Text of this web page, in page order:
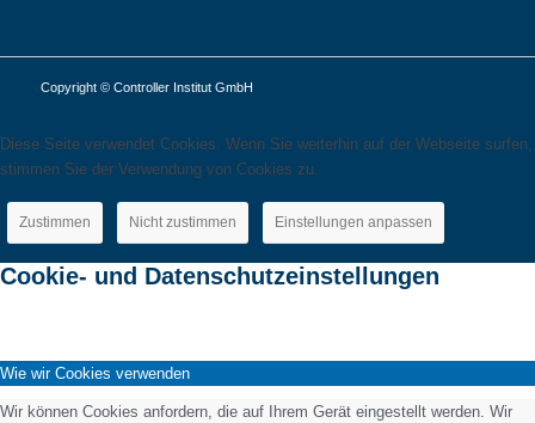
Copyright © Controller Institut GmbH
Diese Seite verwendet Cookies. Wenn Sie weiterhin auf der Webseite surfen,
stimmen Sie der Verwendung von Cookies zu.
Zustimmen Nicht zustimmen Einstellungen anpassen
Cookie- und Datenschutzeinstellungen
Wie wir Cookies verwenden
Wir können Cookies anfordern, die auf Ihrem Gerät eingestellt werden. Wir